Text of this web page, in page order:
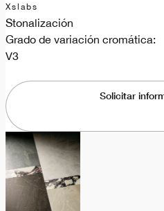
Xslabs
Stonalización
Grado de variación cromática:
V3
Solicitar